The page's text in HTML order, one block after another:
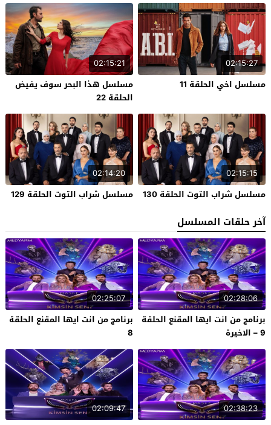
02:15:27
مسلسل اخي الحلقة 11
02:15:21
مسلسل هذا البحر سوف يفيض
الحلقة 22
02:15:15
مسلسل شراب التوت الحلقة 130
02:14:20
مسلسل شراب التوت الحلقة 129
آخر حلقات المسلسل
02:28:06
برنامج من انت ايها المقنع الحلقة
9 – الاخيرة
02:25:07
برنامج من انت ايها المقنع الحلقة
8
02:38:23
02:09:47